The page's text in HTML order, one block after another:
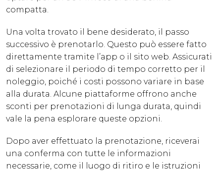
compatta.
Una volta trovato il bene desiderato, il passo
successivo è prenotarlo. Questo può essere fatto
direttamente tramite l’app o il sito web. Assicurati
di selezionare il periodo di tempo corretto per il
noleggio, poiché i costi possono variare in base
alla durata. Alcune piattaforme offrono anche
sconti per prenotazioni di lunga durata, quindi
vale la pena esplorare queste opzioni.
Dopo aver effettuato la prenotazione, riceverai
una conferma con tutte le informazioni
necessarie, come il luogo di ritiro e le istruzioni